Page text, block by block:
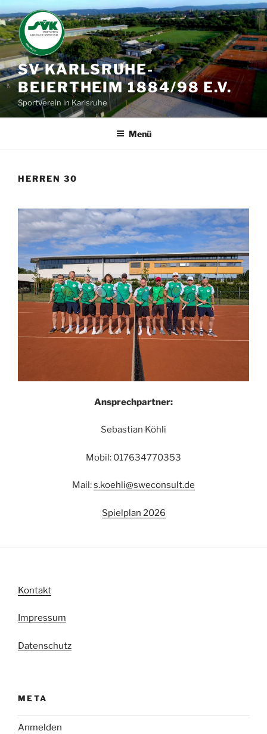
Zum
Inhalt
springen
SV KARLSRUHE-
BEIERTHEIM 1884/98 E.V.
Sportverein in Karlsruhe
Menü
HERREN 30
Ansprechpartner:
Sebastian Köhli
Mobil: 017634770353
Mail:s.koehli@sweconsult.de
Spielplan 2026
Kontakt
Impressum
Datenschutz
META
Anmelden